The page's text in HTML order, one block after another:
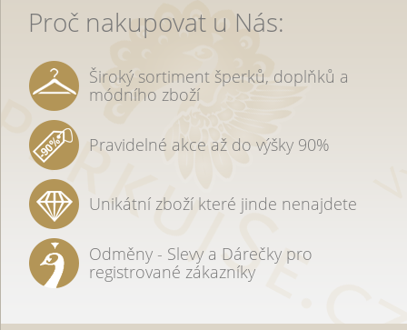
Proč nakupovat u Nás:
Široký sortiment šperků, doplňků a
módního zboží
Pravidelné akce až do výšky 90%
Unikátní zboží které jinde nenajdete
Odměny - Slevy a Dárečky pro
registrované zákazníky